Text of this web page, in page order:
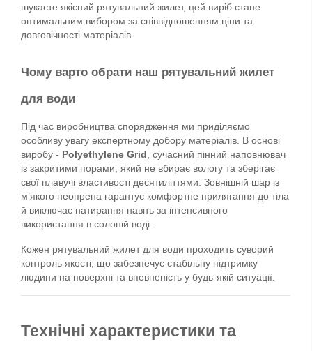
шукаєте якісний рятувальний жилет, цей виріб стане
оптимальним вибором за співвідношенням ціни та
довговічності матеріалів.
Чому варто обрати наш рятувальний жилет
для води
Під час виробництва спорядження ми приділяємо
особливу увагу експертному добору матеріалів. В основі
виробу - Polyethylene Grid , сучасний пінний наповнювач
із закритими порами, який не вбирає вологу та зберігає
свої плавучі властивості десятиліттями. Зовнішній шар із
м’якого неопрена гарантує комфортне прилягання до тіла
й виключає натирання навіть за інтенсивного
використання в солоній воді.
Кожен рятувальний жилет для води проходить суворий
контроль якості, що забезпечує стабільну підтримку
людини на поверхні та впевненість у будь-якій ситуації.
Технічні характеристики та